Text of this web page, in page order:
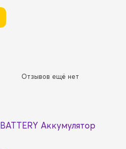
Отзывов ещё нет
Аккумулятор